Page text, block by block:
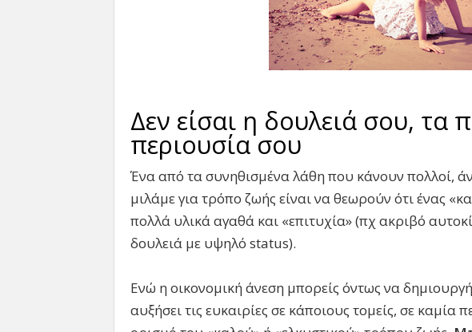
Δεν είσαι η δουλειά σου, τα
περιουσία σου
Ένα από τα συνηθισμένα λάθη που κάνουν πολλοί,
μιλάμε για τρόπο ζωής είναι να θεωρούν ότι ένας
πολλά υλικά αγαθά και «επιτυχία» (πχ ακριβό
δουλειά με υψηλό status).
Ενώ η οικονομική άνεση μπορείς όντως να
αυξήσει τις ευκαιρίες σε κάποιους τομείς, σε καμία